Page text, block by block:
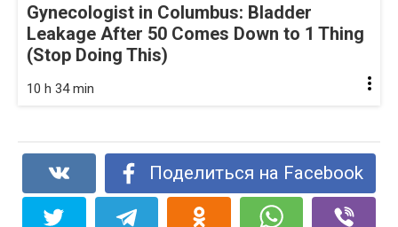
Gynecologist in Columbus: Bladder
Leakage After 50 Comes Down to 1 Thing
(Stop Doing This)
10 h 34 min
Поделиться на Facebook